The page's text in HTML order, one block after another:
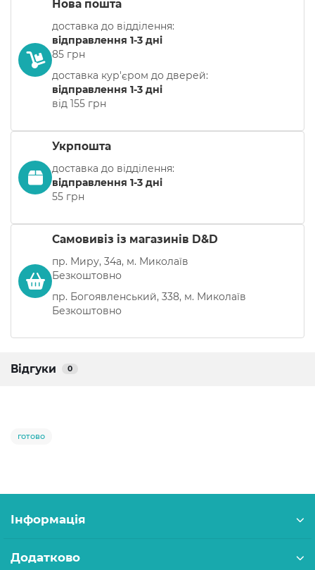
Нова пошта
доставка до відділення:
відправлення 1-3 дні
85 грн
доставка кур'єром до дверей:
відправлення 1-3 дні
від 155 грн
Укрпошта
доставка до відділення:
відправлення 1-3 дні
55 грн
Самовивіз із магазинів D&D
пр. Миру, 34а, м. Миколаїв
Безкоштовно
пр. Богоявленський, 338, м. Миколаїв
Безкоштовно
Відгуки 0
готово
Інформація
Додатково